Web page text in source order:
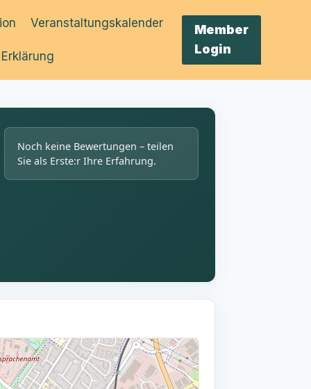
Veranstaltungskalender
Member
Login
Noch keine Bewertungen – teilen
Sie als Erste:r Ihre Erfahrung.